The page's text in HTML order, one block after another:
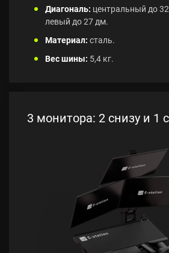
Диагональ: центральный до
левый до 27 дм.
Материал: сталь.
Вес шины: 5,4 кг.
3 монитора: 2 снизу и 1